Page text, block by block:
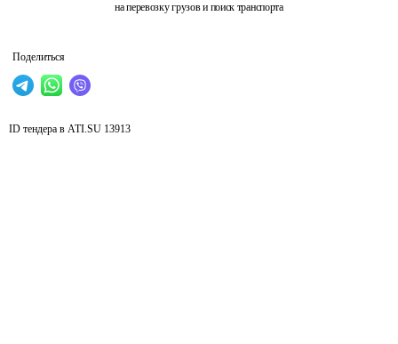
на перевозку грузов и поиск транспорта
Поделиться
ID тендера в ATI.SU 13913